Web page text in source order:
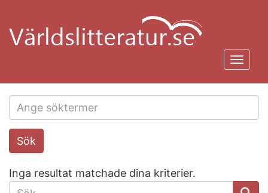
huvudinnehåll
Search
this
Sök
Inga resultat matchade dina kriterier.
SÖKFORMULÄR